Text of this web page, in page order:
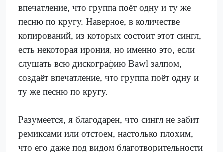
впечатление, что группа поёт одну и ту же
песню по кругу. Наверное, в количестве
копирований, из которых состоит этот сингл,
есть некоторая ирония, но именно это, если
слушать всю дискографию Bawl залпом,
создаёт впечатление, что группа поёт одну и
ту же песню по кругу.
Разумеется, я благодарен, что сингл не забит
ремиксами или отстоем, настолько плохим,
что его даже под видом благотворительности